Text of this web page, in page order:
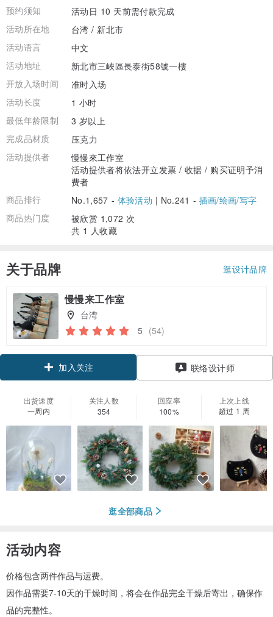
预约须知
活动日 10 天前需付款完成
活动所在地
台湾 / 新北市
活动语言
中文
活动地址
新北市三峽區長泰街58號一樓
开放入场时间
准时入场
活动长度
1 小时
最低年龄限制
3 岁以上
完成品材质
压克力
活动提供者
慢慢來工作室
活动提供者将依法开立发票 / 收据 / 购买证明予消
费者
商品排行
No.1,657 - 体验活动 | No.241 - 插画/绘画/写字
商品热门度
被欣赏 1,072 次
共 1 人收藏
关于品牌 逛设计品牌
慢慢来工作室
台湾
5 (54)
加入关注 联络设计师
出货速度
一周内
关注人数
354
回应率
100%
上次上线
超过 1 周
逛全部商品
活动内容
价格包含两件作品与运费。
因作品需要7-10天的干燥时间，将会在作品完全干燥后寄出，确保作
品的完整性。